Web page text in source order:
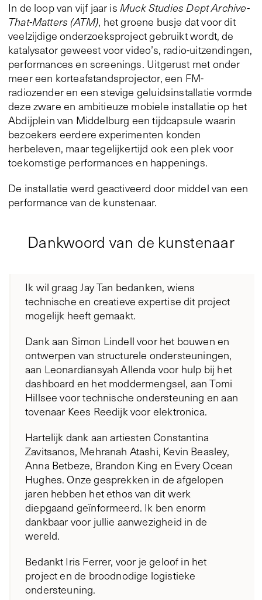
In de loop van vijf jaar isMuck Studies Dept Archive-
That-Matters (ATM), het groene busje dat voor dit
veelzijdige onderzoeksproject gebruikt wordt, de
katalysator geweest voor video’s, radio-uitzendingen,
performances en screenings. Uitgerust met onder
meer een korteafstandsprojector, een FM-
radiozender en een stevige geluidsinstallatie vormde
deze zware en ambitieuze mobiele installatie op het
Abdijplein van Middelburg een tijdcapsule waarin
bezoekers eerdere experimenten konden
herbeleven, maar tegelijkertijd ook een plek voor
toekomstige performances en happenings.
De installatie werd geactiveerd door middel van een
performance van de kunstenaar.
Dankwoord van de kunstenaar
Ik wil graag Jay Tan bedanken, wiens
technische en creatieve expertise dit project
mogelijk heeft gemaakt.
Dank aan Simon Lindell voor het bouwen en
ontwerpen van structurele ondersteuningen,
aan Leonardiansyah Allenda voor hulp bij het
dashboard en het moddermengsel, aan Tomi
Hillsee voor technische ondersteuning en aan
tovenaar Kees Reedijk voor elektronica.
Hartelijk dank aan artiesten Constantina
Zavitsanos, Mehranah Atashi, Kevin Beasley,
Anna Betbeze, Brandon King en Every Ocean
Hughes. Onze gesprekken in de afgelopen
jaren hebben het ethos van dit werk
diepgaand geïnformeerd. Ik ben enorm
dankbaar voor jullie aanwezigheid in de
wereld.
Bedankt Iris Ferrer, voor je geloof in het
project en de broodnodige logistieke
ondersteuning.